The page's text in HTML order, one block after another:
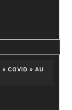
« COVID » AU